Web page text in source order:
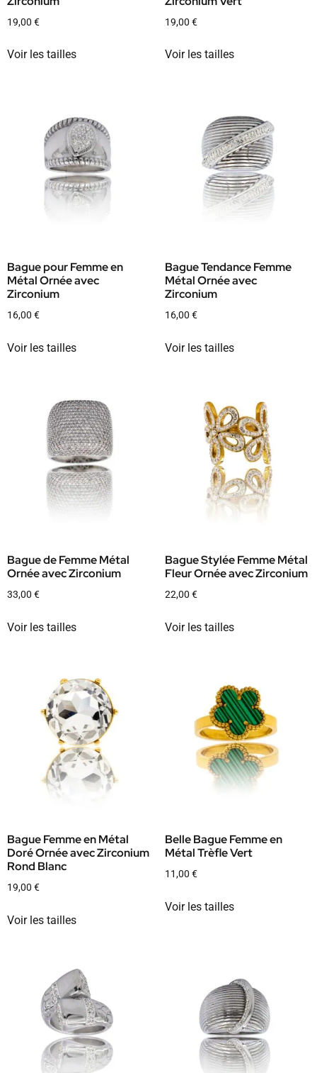
19,00 €
Voir les tailles
19,00 €
Voir les tailles
Bague pour Femme en
Métal Ornée avec
Zirconium
16,00 €
Voir les tailles
Bague Tendance Femme
Métal Ornée avec
Zirconium
16,00 €
Voir les tailles
Bague de Femme Métal
Ornée avec Zirconium
33,00 €
Voir les tailles
Bague Stylée Femme Métal
Fleur Ornée avec Zirconium
22,00 €
Voir les tailles
Bague Femme en Métal
Doré Ornée avec Zirconium
Rond Blanc
19,00 €
Voir les tailles
Belle Bague Femme en
Métal Trèfle Vert
11,00 €
Voir les tailles